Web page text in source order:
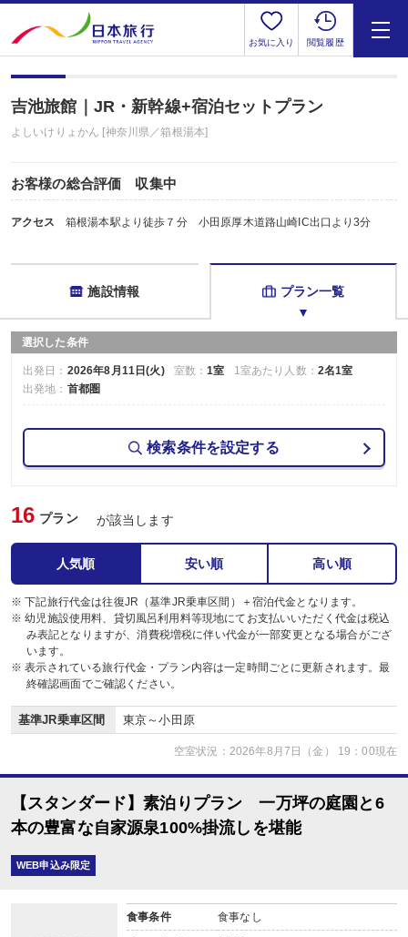
お気に入り 閲覧履歴
吉池旅館｜JR・新幹線+宿泊セットプラン
よしいけりょかん [神奈川県／箱根湯本]
お客様の総合評価 収集中
アクセス 箱根湯本駅より徒歩７分 小田原厚木道路山崎IC出口より3分
施設情報 プラン一覧
選択した条件
出発日： 2026年8月11日(火) 室数：1室 1室あたり人数： 2名1室
出発地： 首都圏
検索条件を設定する
16 プラン が該当します
人気順 安い順 高い順
※ 下記旅行代金は往復JR（基準JR乗車区間）＋宿泊代金となります。
※ 幼児施設使用料、貸切風呂利用料等現地にてお支払いいただく代金は税込
み表記となりますが、消費税増税に伴い代金が一部変更となる場合がござ
います。
※ 表示されている旅行代金・プラン内容は一定時間ごとに更新されます。最
終確認画面でご確認ください。
基準JR乗車区間 東京～小田原
空室状況：2026年8月7日（金） 19：00現在
【スタンダード】素泊りプラン 一万坪の庭園と6
本の豊富な自家源泉100%掛流しを堪能
WEB申込み限定
食事条件 食事なし